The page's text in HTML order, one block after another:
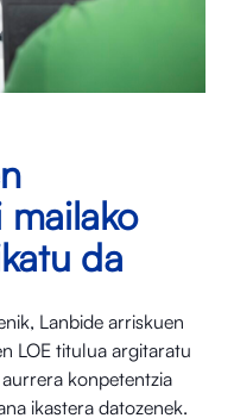
da
Lanbide arriskuen
LOE titulua argitaratu
konpetentzia
ikastera datozenek.